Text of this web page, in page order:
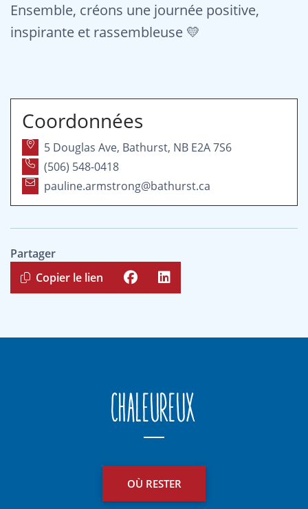
Ensemble, créons une journée positive,
inspirante et rassembleuse 💛
Coordonnées
5 Douglas Ave, Bathurst, NB E2A 7S6
(506) 548-0418
pauline.armstrong@bathurst.ca
Partager
Copier le lien
Chaleureux
OÙ RESTER